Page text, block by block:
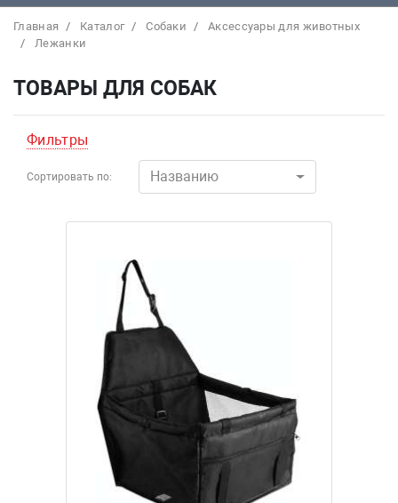
Главная Каталог Собаки
Аксессуары для животных
Лежанки
ТОВАРЫ ДЛЯ СОБАК
Фильтры
Сортировать по: Названию